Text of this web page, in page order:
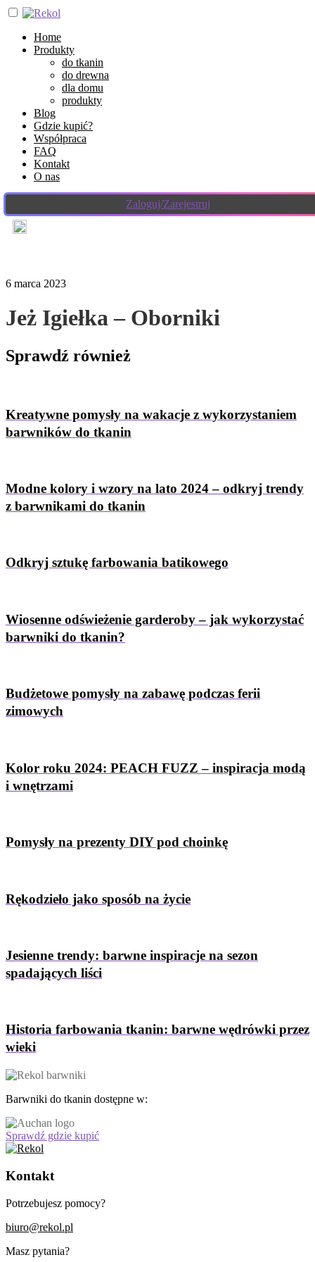
Home
Produkty
do tkanin
do drewna
dla domu
produkty
Blog
Gdzie kupić?
Współpraca
FAQ
Kontakt
O nas
Zaloguj/Zarejestruj
6 marca 2023
Jeż Igiełka – Oborniki
Sprawdź również
Kreatywne pomysły na wakacje z wykorzystaniem
barwników do tkanin
Modne kolory i wzory na lato 2024 – odkryj trendy
z barwnikami do tkanin
Odkryj sztukę farbowania batikowego
Wiosenne odświeżenie garderoby – jak wykorzystać
barwniki do tkanin?
Budżetowe pomysły na zabawę podczas ferii
zimowych
Kolor roku 2024: PEACH FUZZ – inspiracja modą
i wnętrzami
Pomysły na prezenty DIY pod choinkę
Rękodzieło jako sposób na życie
Jesienne trendy: barwne inspiracje na sezon
spadających liści
Historia farbowania tkanin: barwne wędrówki przez
wieki
Barwniki do tkanin dostępne w:
Sprawdź gdzie kupić
Kontakt
Potrzebujesz pomocy?
biuro@rekol.pl
Masz pytania?